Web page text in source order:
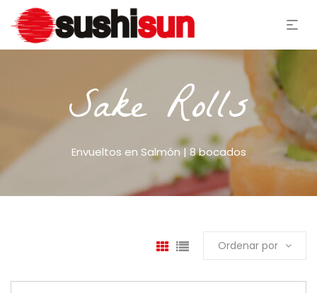
Sake Rolls
Envueltos en Salmón | 8 bocados
Ordenar por